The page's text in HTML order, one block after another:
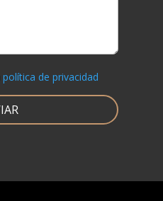
política de privacidad